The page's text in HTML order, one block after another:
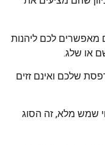
מאפשרים לכם ליהנות
או שלג.
שלכם ואינם זזים
שמש מלא, זה הסוג